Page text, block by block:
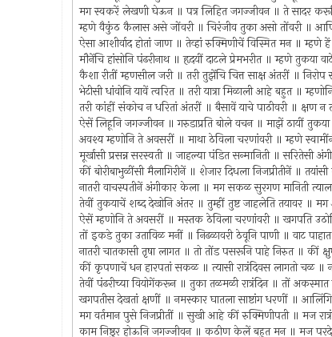
मग स्वकरें लेखणी घेऊन ॥ पत्र लिहित जगज्जीवन ॥ ते सादर
म्हणे वैकुंठ कैलास असे जोंवरी ॥ चिरंजीव तुका असो तोंवरी ॥
ऐसा आशीर्वाद होतां जाण ॥ तेव्हां रुक्मिणीचें विस्मित मन ॥
मौनेंचि हांसोनि पंढरीनाथ ॥ हृदयीं दाटले प्रेमभरीत ॥ म्हणे तुकया
कैशा रीतीं म्हणसील जरी ॥ तरी तुझेंचि चित्त साक्ष अंतरीं ॥
भेटीसी धांवोनि यावें त्वरित ॥ तरी यात्रा मिळाली आहे बहुत ॥
तरी कांहीं संकोच न धरितां अंतरीं ॥ बैसावें याचे पाठीवरी ॥ क्षण
ऐसें लिहूनि जगज्जीवन ॥ गरुडाप्रति बोले वचन ॥ माझें ठायीं
अवश्य म्हणोनि ते अवसरीं ॥ माथा ठेविला चरणांवरी ॥ म्हणे
मूर्खासी प्रसन्न सरस्वती ॥ जाहल्या पंडित सन्मानिती ॥ सरितेसी
कीं बोरीबाभुळींसी मैलागिरीनें ॥ शेजार दिधला निजप्रीतीनें ॥
नातरी वाचस्पतीनें अंगीकार केला ॥ मग सकळ सुरगण मानिती
तेवीं तुकयाचें शब्द देखोनि अंतर ॥ तुम्हीं तुष्ट जाहलेति तयावर ॥
ऐसें म्हणोनि ते अवसरीं ॥ मस्तक ठेविला चरणांवरी ॥ खगपति
तों इकडे तुका उताविळ मनीं ॥ निढळावरी ठेवूनि पाणी ॥ वाट
नातरी चातकासी तृषा लागत ॥ तो तोंड पसरूनि पाहे निरुत ॥ कीं
कीं कृपणाचें धन हारपतां सकळ ॥ त्यासी रात्रंदिवस लागतो चळ ॥
तेवीं पंढरीच्या वियोगेंकरून ॥ तुका तळमळी रात्रंदिन ॥ तों
खगपतीस देखतां क्षणीं ॥ नमस्कार घातला साष्टांग धरणीं ॥
मग वर्तमान पुसे निजप्रीतीं ॥ सुखी आहे कीं रुक्मिणीपती ॥ मज
काम निष्ठुर होऊनि जगज्जीवन ॥ कठीण केलें बहुत मन ॥ मज